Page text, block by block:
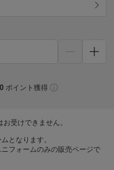
ポイント獲得
受けできません。
となります。
フォームのみの販売ページで